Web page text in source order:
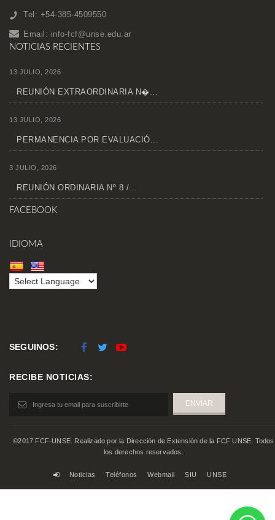
Tel: +54-385-4509550
Email: info-fcf@unse.edu.ar
NOTICIAS RECIENTES
13 JULIO, 2026
REUNIÓN EXTRAORDINARIA N�...
13 JULIO, 2026
PERMANENCIA POR EVALUACIÓ...
3 JULIO, 2026
REUNIÓN ORDINARIA Nº 8 /...
FACEBOOK
IDIOMA
SEGUINOS:
RECIBE NOTICIAS:
©2017 FCF-UNSE. Realizado por la Dirección de Extensión de la FCF UNSE. Todos
los derechos reservados.
Noticias Teléfonos Webmail SIU UNSE